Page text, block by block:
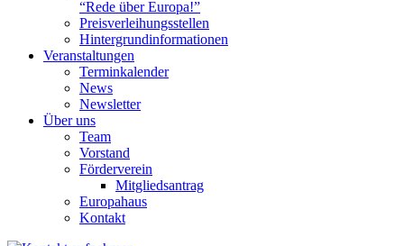
“Rede über Europa!”
Preisverleihungsstellen
Hintergrundinformationen
Veranstaltungen
Terminkalender
News
Newsletter
Über uns
Team
Vorstand
Förderverein
Mitgliedsantrag
Europahaus
Kontakt